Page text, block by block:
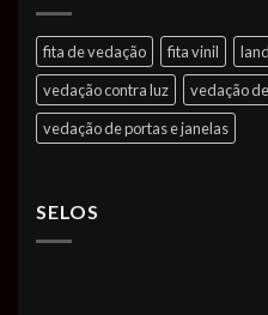
fita de vedação fita vinil
vedação contra luz
vedação
vedação de portas e janelas
SELOS